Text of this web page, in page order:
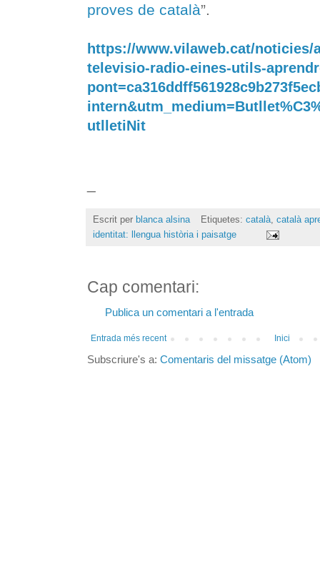
proves de català”.
https://www.vilaweb.cat/noticies/
televisio-radio-eines-utils-
utlletiNit
Escrit per blanca alsina Etiquetes: català, català
identitat: llengua història i paisatge
Cap comentari:
Publica un comentari a l'entrada
Entrada més recent Inici
Subscriure's a: Comentaris del missatge (Atom)